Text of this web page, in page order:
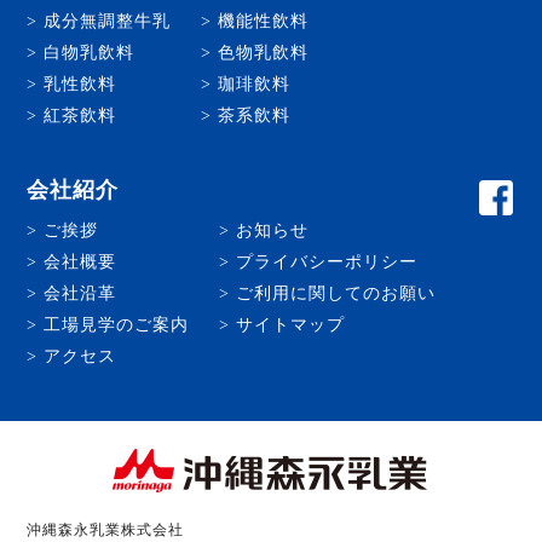
成分無調整牛乳
白物乳飲料
乳性飲料
紅茶飲料
機能性飲料
色物乳飲料
珈琲飲料
茶系飲料
会社紹介
ご挨拶
会社概要
会社沿革
工場見学のご案内
アクセス
お知らせ
プライバシーポリシー
ご利用に関してのお願い
サイトマップ
沖縄森永乳業株式会社